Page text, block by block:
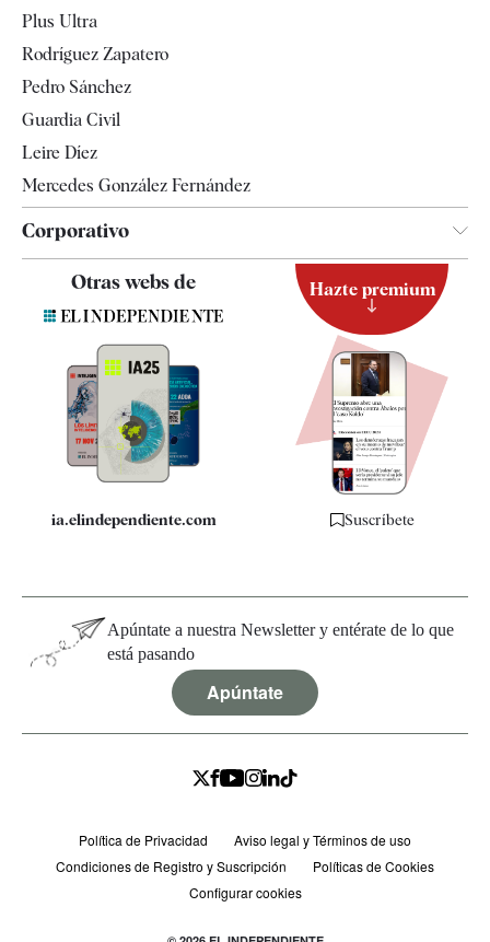
Televisión
Plus Ultra
Rodríguez Zapatero
Pedro Sánchez
Guardia Civil
Leire Díez
Mercedes González Fernández
Corporativo
Quiénes somos
Especificaciones
Otras webs de
ia.elindependiente.com
Hazte premium
Suscríbete
Apúntate a nuestra Newsletter y entérate de lo que
está pasando
Apúntate
Política de Privacidad
Aviso legal y Términos de uso
Condiciones de Registro y Suscripción
Políticas de Cookies
Configurar cookies